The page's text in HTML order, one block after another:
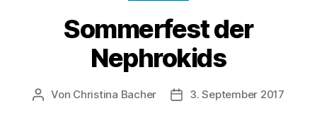
Sommerfest der
Nephrokids
Beitragsautor
Von Christina Bacher Veröffentlichungsdatum
3. September 2017